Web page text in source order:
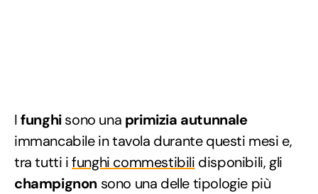
Ifunghisono una primizia autunnale
immancabile in tavola durante questi mesi e,
tra tutti ifunghi commestibili disponibili, gli
champignon sono una delle tipologie più